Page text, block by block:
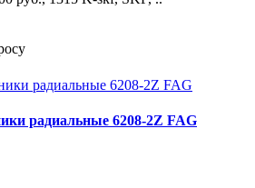
радиальные 6208-2Z FAG